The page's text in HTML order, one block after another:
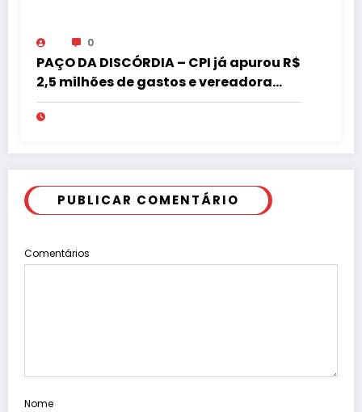
0
PAÇO DA DISCÓRDIA – CPI já apurou R$
2,5 milhões de gastos e vereadora
pede “acordo” para aprovar R$ 9,5
milhões
PUBLICAR COMENTÁRIO
Comentários
Nome